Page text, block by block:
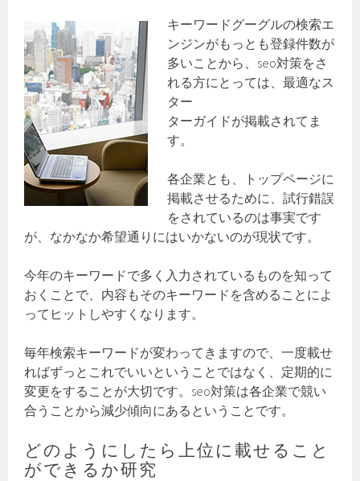
キーワードグーグルの検索エ
ンジンがもっとも登録件数が
多いことから、seo対策をさ
れる方にとっては、最適なス
ター
ターガイドが掲載されてま
す。
各企業とも、トップページに
掲載させるために、試行錯誤
をされているのは事実です
が、なかなか希望通りにはいかないのが現状です。
今年のキーワードで多く入力されているものを知って
おくことで、内容もそのキーワードを含めることによ
ってヒットしやすくなります。
毎年検索キーワードが変わってきますので、一度載せ
ればずっとこれでいいということではなく、定期的に
変更をすることが大切です。seo対策は各企業で競い
合うことから減少傾向にあるということです。
どのようにしたら上位に載せること
ができるか研究